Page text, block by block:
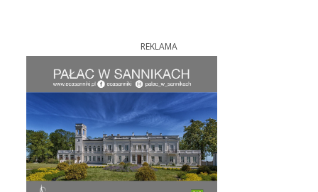
REKLAMA